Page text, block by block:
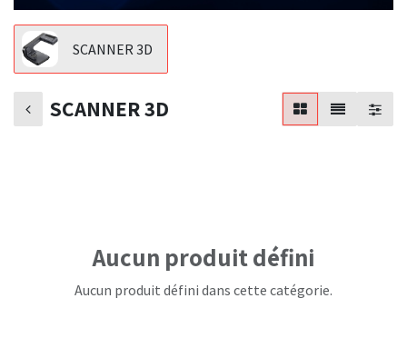
SCANNER 3D
SCANNER 3D
Aucun produit défini
Aucun produit défini dans cette catégorie.